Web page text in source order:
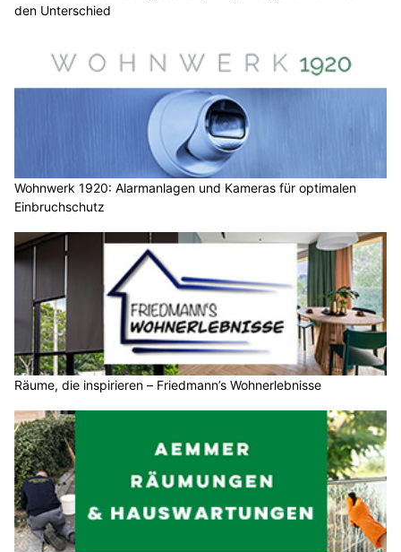
den Unterschied
Wohnwerk 1920: Alarmanlagen und Kameras für optimalen
Einbruchschutz
Räume, die inspirieren – Friedmann’s Wohnerlebnisse